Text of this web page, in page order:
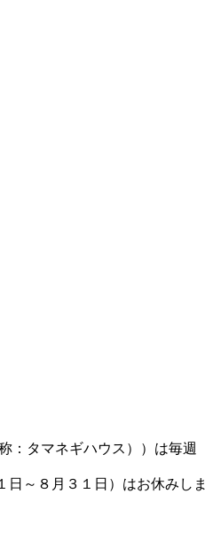
：タマネギハウ ス））は毎週
～８月３１日）はお休みしま